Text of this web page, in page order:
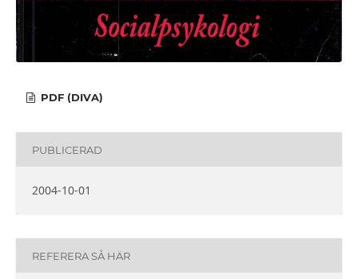
PDF (DIVA)
PUBLICERAD
2004-10-01
REFERERA SÅ HÄR